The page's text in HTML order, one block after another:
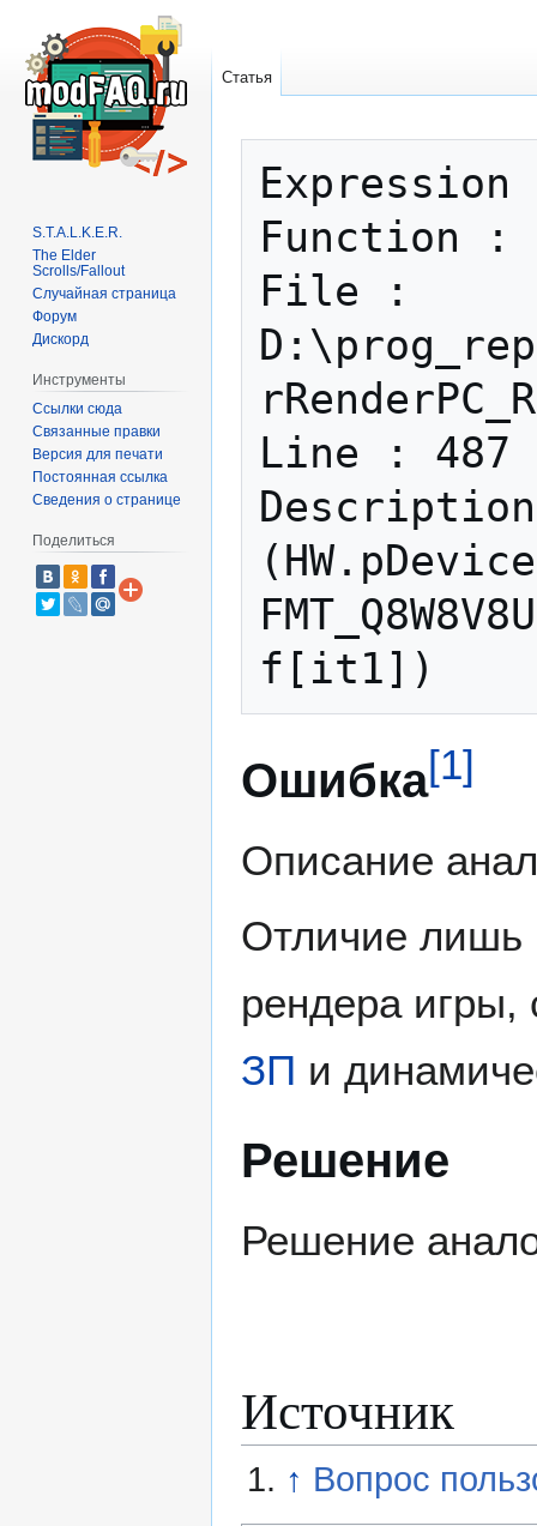
навигации
поиску
Function :
File :
Line : 487
Description
Ошибка[1]
Описание
Отличие лишь
рендера игры,
ЗП и
Решение
Решение
Источник
↑ Вопрос
Статья
S.T.A.L.K.E.R.
The Elder
Scrolls/Fallout
Случайная страница
Форум
Дискорд
Инструменты
Ссылки сюда
Связанные правки
Версия для печати
Постоянная ссылка
Сведения о странице
Поделиться